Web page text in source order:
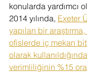
konularda yardımcı
2014 yılında, Exeter
yapılan bir
ofislerde iç mekan
olarak
verimliliğinin %15